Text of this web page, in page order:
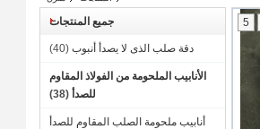
جميع المنتجات
دقة صلب الذى لا يصدأ أنبوب (40)
الأنابيب الملحومة من الفولاذ المقاوم
للصدأ (38)
أنابيب ملحومة الصلب المقاوم للصدأ
5